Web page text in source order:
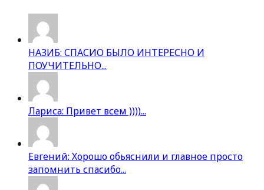
НАЗИБ: СПАСИО БЫЛО ИНТЕРЕСНО И
ПОУЧИТЕЛЬНО...
Лариса: Привет всем ))))...
Евгений: Хорошо обьяснили и главное просто
запомнить спасибо...